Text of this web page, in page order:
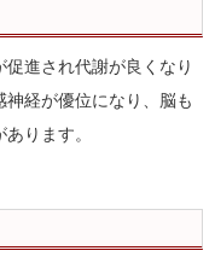
進され代謝が良くなり
経が優位になり、脳も
ります。